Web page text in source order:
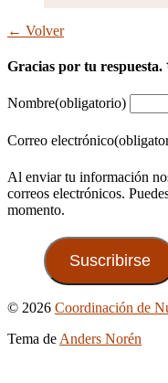
← Volver
Gracias por tu respuesta.
Nombre(obligatorio)
Correo electrónico
Al enviar tu información
correos electrónicos.
momento.
Suscribirse
Ir
© 2026 Coordinación de
Tema de Anders Norén